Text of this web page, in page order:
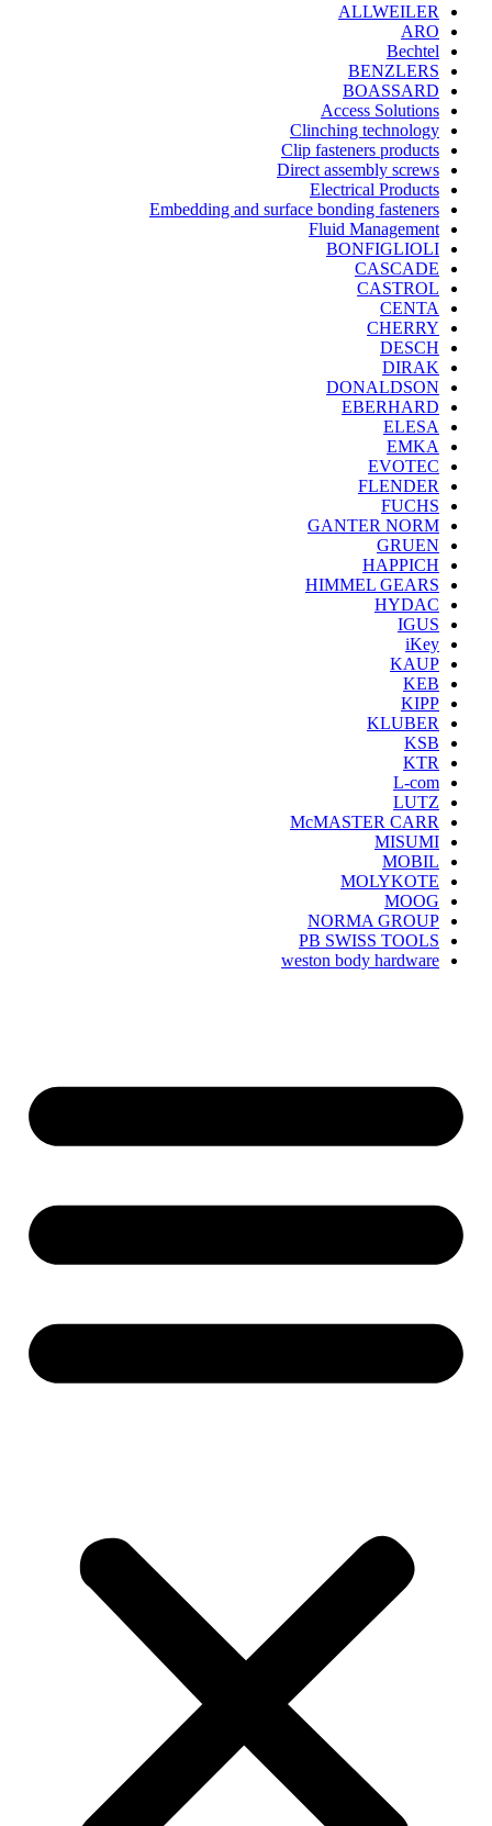
ALLWEILER
ARO
Bechtel
BENZLERS
BOASSARD
Access Solutions
Clinching technology
Clip fasteners products
Direct assembly screws
Electrical Products
Embedding and surface bonding fasteners
Fluid Management
BONFIGLIOLI
CASCADE
CASTROL
CENTA
CHERRY
DESCH
DIRAK
DONALDSON
EBERHARD
ELESA
EMKA
EVOTEC
FLENDER
FUCHS
GANTER NORM
GRUEN
HAPPICH
HIMMEL GEARS
HYDAC
IGUS
iKey
KAUP
KEB
KIPP
KLUBER
KSB
KTR
L-com
LUTZ
McMASTER CARR
MISUMI
MOBIL
MOLYKOTE
MOOG
NORMA GROUP
PB SWISS TOOLS
weston body hardware